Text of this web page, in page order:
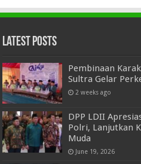
Latest Posts
Pembinaan
Sultra Gelar
2 weeks ago
DPP LDII
Polri, Lanjutkan
Muda
June 19, 2026